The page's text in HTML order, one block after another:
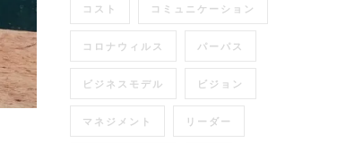
コスト コミュニケーション
コロナウィルス パーパス
ビジネスモデル ビジョン
マネジメント リーダー